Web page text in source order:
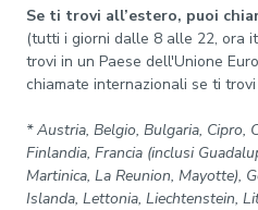
Se ti trovi all’estero, puoi
(tutti i giorni dalle 8 alle 22, ora
trovi in un Paese dell'Unione
chiamate internazionali se ti
* Austria, Belgio, Bulgaria, Cipro,
Finlandia, Francia (inclusi
Martinica, La Reunion, Mayotte),
Islanda, Lettonia, Liechtenstein,